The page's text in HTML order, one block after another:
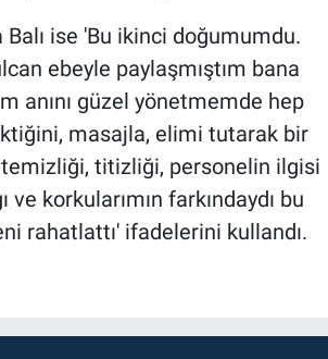
ise 'Bu ikinci doğumumdu.
ebeyle paylaşmıştım bana
anını güzel yönetmemde hep
masajla, elimi tutarak bir
titizliği, personelin ilgisi
korkularımın farkındaydı bu
rahatlattı' ifadelerini kullandı.